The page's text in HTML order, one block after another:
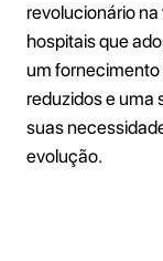
revolucionário
hospitais que
um fornecimento
reduzidos e uma
suas
evolução.